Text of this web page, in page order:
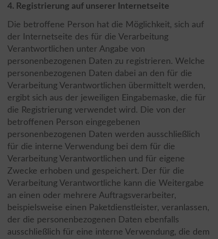
4. Registrierung auf unserer Internetseite
Die betroffene Person hat die Möglichkeit, sich auf
der Internetseite des für die Verarbeitung
Verantwortlichen unter Angabe von
personenbezogenen Daten zu registrieren. Welche
personenbezogenen Daten dabei an den für die
Verarbeitung Verantwortlichen übermittelt werden,
ergibt sich aus der jeweiligen Eingabemaske, die für
die Registrierung verwendet wird. Die von der
betroffenen Person eingegebenen
personenbezogenen Daten werden ausschließlich
für die interne Verwendung bei dem für die
Verarbeitung Verantwortlichen und für eigene
Zwecke erhoben und gespeichert. Der für die
Verarbeitung Verantwortliche kann die Weitergabe
an einen oder mehrere Auftragsverarbeiter,
beispielsweise einen Paketdienstleister, veranlassen,
der die personenbezogenen Daten ebenfalls
ausschließlich für eine interne Verwendung, die dem